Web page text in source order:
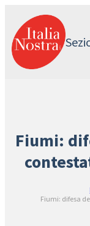
contenuto
Fiumi:
Fiumi: difesa